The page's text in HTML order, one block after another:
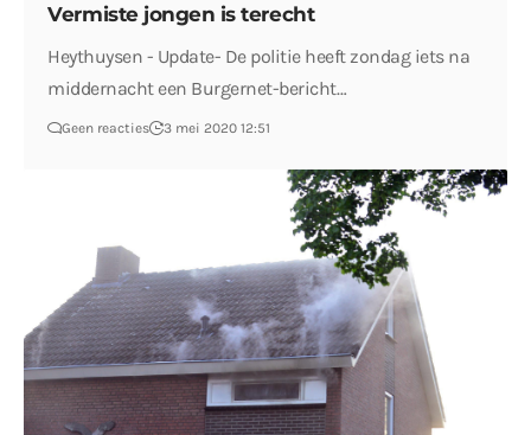
Vermiste jongen is terecht
Heythuysen - Update- De politie heeft zondag iets na
middernacht een Burgernet-bericht…
Geen reacties 3 mei 2020 12:51